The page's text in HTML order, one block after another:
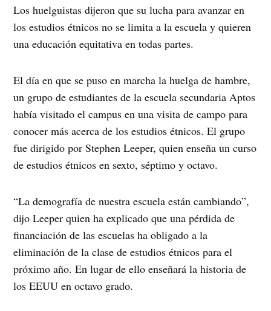
Los huelguistas dijeron que su lucha para avanzar en
los estudios étnicos no se limita a la escuela y quieren
una educación equitativa en todas partes.
El día en que se puso en marcha la huelga de hambre,
un grupo de estudiantes de la escuela secundaria Aptos
había visitado el campus en una visita de campo para
conocer más acerca de los estudios étnicos. El grupo
fue dirigido por Stephen Leeper, quien enseña un curso
de estudios étnicos en sexto, séptimo y octavo.
“La demografía de nuestra escuela están cambiando”,
dijo Leeper quien ha explicado que una pérdida de
financiación de las escuelas ha obligado a la
eliminación de la clase de estudios étnicos para el
próximo año. En lugar de ello enseñará la historia de
los EEUU en octavo grado.